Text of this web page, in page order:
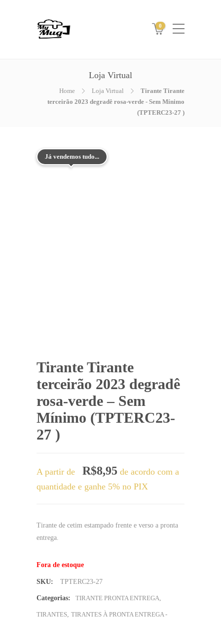
0
Loja Virtual
Home Loja Virtual
Tirante Tirante
terceirão 2023 degradê rosa-verde - Sem Mínimo
(TPTERC23-27 )
Já vendemos tudo...
Tirante Tirante
terceirão 2023 degradê
rosa-verde – Sem
Mínimo (TPTERC23-
27 )
A partir de R$8,95 de acordo com a
quantidade e ganhe 5% no PIX
Tirante de cetim estampado frente e verso a pronta
entrega.
Fora de estoque
SKU: TPTERC23-27
Categorias: TIRANTE PRONTA ENTREGA,
TIRANTES, TIRANTES À PRONTA ENTREGA -